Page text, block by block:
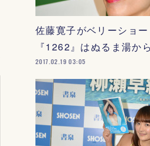
佐藤寛子がベリーショ
『1262』はぬるま湯か
2017.02.19 03:05